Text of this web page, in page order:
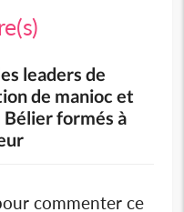
leaders de
de manioc et
formés à
commenter ce